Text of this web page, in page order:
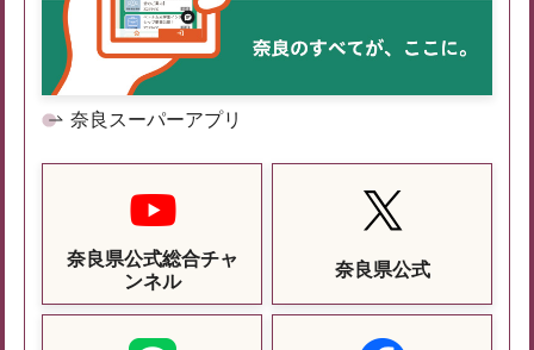
奈良スーパーアプリ
奈良県公式総合チャ
ンネル
奈良県公式